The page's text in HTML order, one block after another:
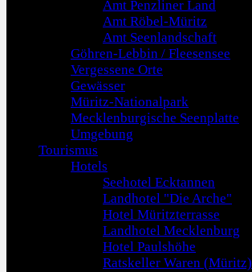
Amt Penzliner Land
Amt Röbel-Müritz
Amt Seenlandschaft
Göhren-Lebbin / Fleesensee
Vergessene Orte
Gewässer
Müritz-Nationalpark
Mecklenburgische Seenplatte
Umgebung
Tourismus
Hotels
Seehotel Ecktannen
Landhotel "Die Arche"
Hotel Müritzterrasse
Landhotel Mecklenburg
Hotel Paulshöhe
Ratskeller Waren (Müritz)